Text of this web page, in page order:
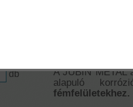
A JUBIN METAL
alapuló
fémfelületekhez.
db